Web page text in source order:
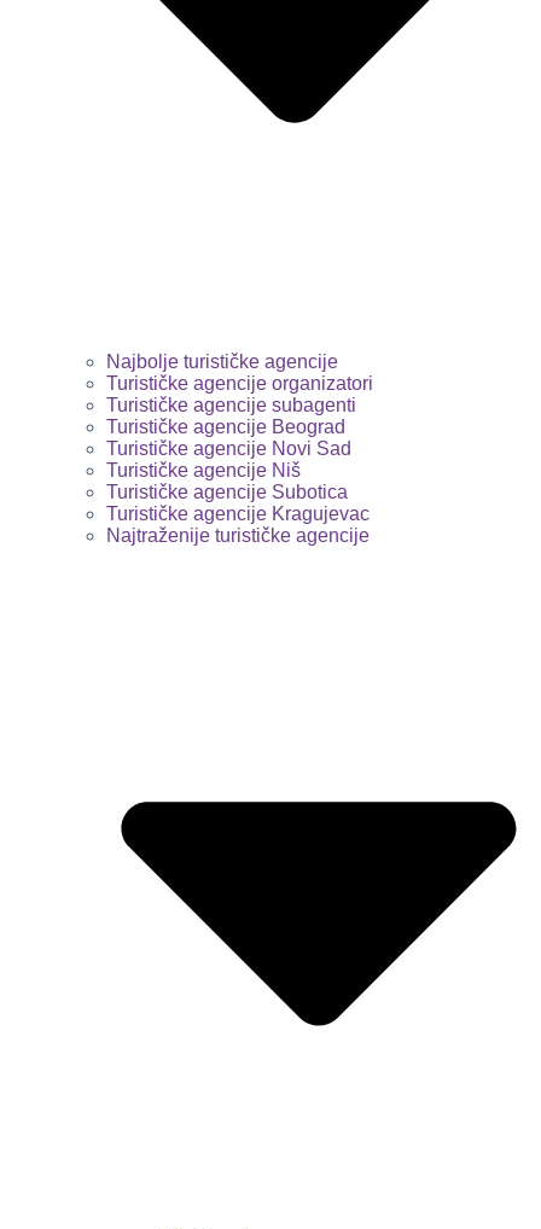
Najbolje turističke agencije
Turističke agencije organizatori
Turističke agencije subagenti
Turističke agencije Beograd
Turističke agencije Novi Sad
Turističke agencije Niš
Turističke agencije Subotica
Turističke agencije Kragujevac
Najtraženije turističke agencije